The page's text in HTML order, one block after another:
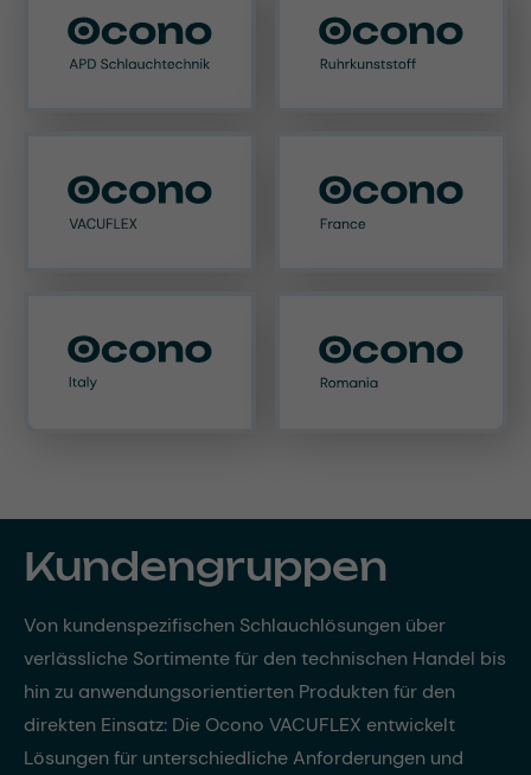
Kundengruppen
Von kundenspezifischen Schlauchlösungen über
verlässliche Sortimente für den technischen Handel bis
hin zu anwendungsorientierten Produkten für den
direkten Einsatz: Die Ocono VACUFLEX entwickelt
Lösungen für unterschiedliche Anforderungen und